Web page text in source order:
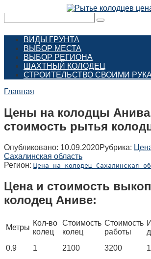
контенту
ВИДЫ ГРУНТА
ВЫБОР МЕСТА
ВЫБОР РЕГИОНА
ШАХТНЫЙ КОЛОДЕЦ
СТРОИТЕЛЬСТВО СВОИМИ
Главная
Цены на колодцы
стоимость рытья
Опубликовано: 10.09.2020Рубрика:
Сахалинская область
Регион: Цена на колодец Сахалинская
Цена и стоимость
колодец Аниве:
Метры
Кол-во
колец
Стоимость
колец
Стоимость
работы
0.9
1 2100 3200